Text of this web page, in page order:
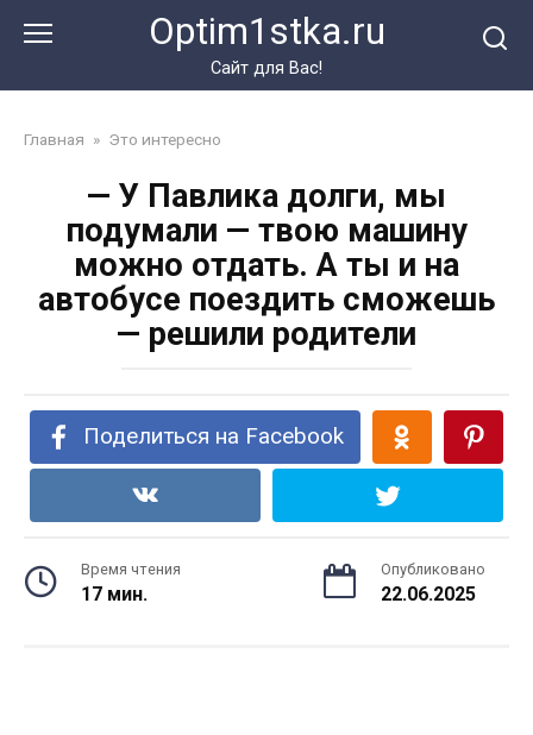
Optim1stka.ru
Сайт для Вас!
Главная » Это интересно
— У Павлика долги, мы
подумали — твою машину
можно отдать. А ты и на
автобусе поездить сможешь
— решили родители
Поделиться на Facebook
Время чтения
17 мин.
Опубликовано
22.06.2025